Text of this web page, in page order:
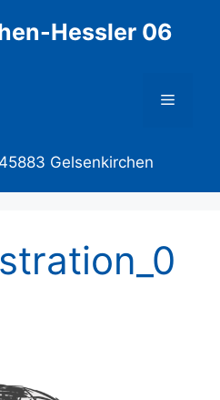
Hessler 06
Menü
45883 Gelsenkirchen